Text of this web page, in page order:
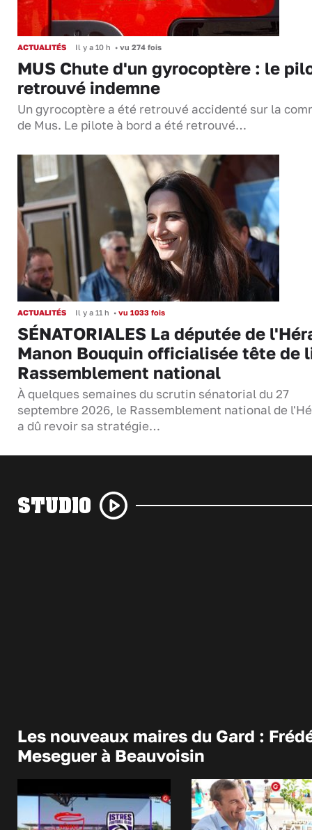
ACTUALITÉS Il y a 10 h • vu 274 fois
MUS Chute d'un gyrocoptère : le
retrouvé indemne
Un gyrocoptère a été retrouvé accidenté sur la
de Mus. Le pilote à bord a été retrouvé…
ACTUALITÉS Il y a 11 h • vu 1033 fois
SÉNATORIALES La députée de
Manon Bouquin officialisée tête de
Rassemblement national
À quelques semaines du scrutin sénatorial du 27
septembre 2026, le Rassemblement national de
a dû revoir sa stratégie…
STUDIO
Les nouveaux maires du Gard :
Meseguer à Beauvoisin